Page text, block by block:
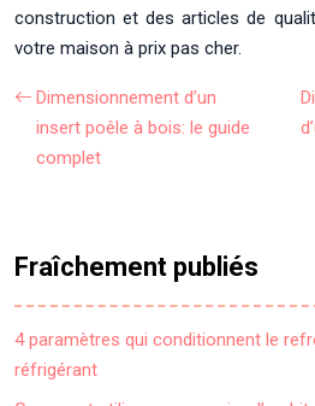
construction et des articles de
votre maison à prix pas cher.
Dimensionnement d’un
insert poêle à bois: le guide
complet
Fraîchement publiés
4 paramètres qui conditionnent le
réfrigérant